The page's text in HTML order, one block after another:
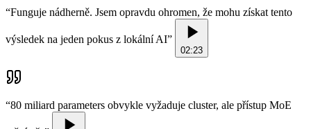
“Funguje nádherně. Jsem opravdu ohromen, že mohu získat tento
výsledek na jeden pokus z lokální AI”
02:23
“80 miliard parameters obvykle vyžaduje cluster, ale přístup MoE